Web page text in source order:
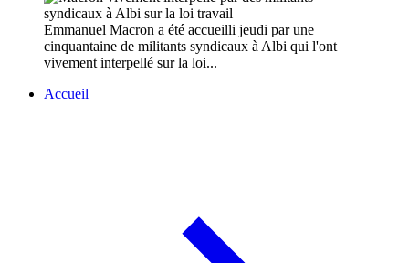
Emmanuel Macron a été accueilli jeudi par une
cinquantaine de militants syndicaux à Albi qui l'ont
vivement interpellé sur la loi...
Accueil